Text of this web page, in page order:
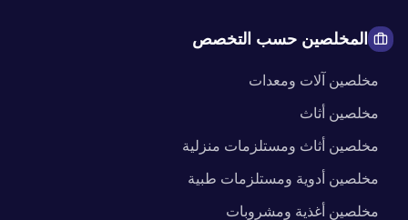
المخلصين حسب التخصص
مخلصين آلات ومعدات
مخلصين أثاث
مخلصين أثاث ومستلزمات منزلية
مخلصين أدوية ومستلزمات طبية
مخلصين أغذية ومشروبات